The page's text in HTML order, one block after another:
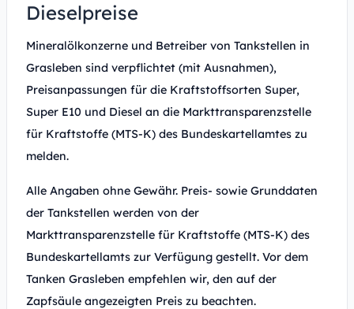
Dieselpreise
Mineralölkonzerne und Betreiber von Tankstellen in
Grasleben sind verpflichtet (mit Ausnahmen),
Preisanpassungen für die Kraftstoffsorten Super,
Super E10 und Diesel an die Markttransparenzstelle
für Kraftstoffe (MTS-K) des Bundeskartellamtes zu
melden.
Alle Angaben ohne Gewähr. Preis- sowie Grunddaten
der Tankstellen werden von der
Markttransparenzstelle für Kraftstoffe (MTS-K) des
Bundeskartellamts zur Verfügung gestellt. Vor dem
Tanken Grasleben empfehlen wir, den auf der
Zapfsäule angezeigten Preis zu beachten.